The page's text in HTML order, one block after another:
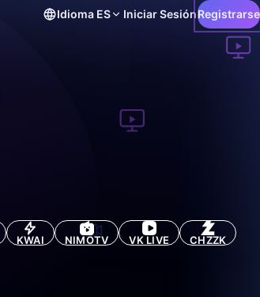
Idioma ES Iniciar SesiónRegistrarse
KWAI NIMOTV VK LIVE
CHZZK